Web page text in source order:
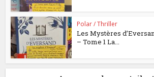
Polar / Thriller
Les Mystères
– Tome 1 La...